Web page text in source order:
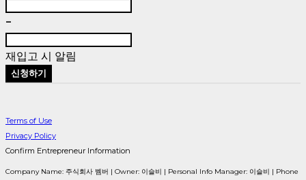
-
재입고 시 알림
신청하기
Terms of Use
Privacy Policy
Confirm Entrepreneur Information
Company Name: 주식회사 벰버 | Owner: 이슬비 | Personal Info Manager: 이슬비 | Phone